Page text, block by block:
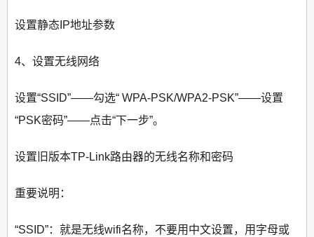
设置静态IP地址参数
4、设置无线网络
设置“SSID”——勾选“ WPA-PSK/WPA2-PSK”——设置
“PSK密码”——点击“下一步”。
设置旧版本TP-Link路由器的无线名称和密码
重要说明：
“SSID”：就是无线wifi名称，不要用中文设置，用字母或